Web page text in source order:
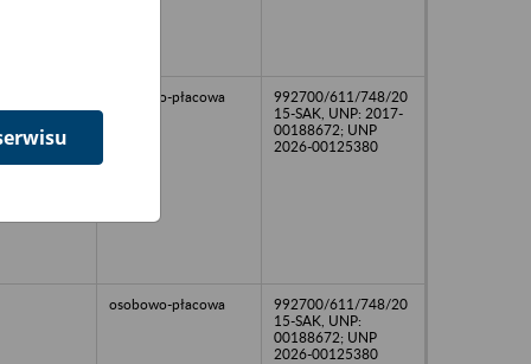
osobowo-płacowa
992700/611/748/20
15-SAK, UNP: 2017-
00188672; UNP
2026-00125380
osobowo-płacowa
992700/611/748/20
15-SAK, UNP:
00188672; UNP
2026-00125380